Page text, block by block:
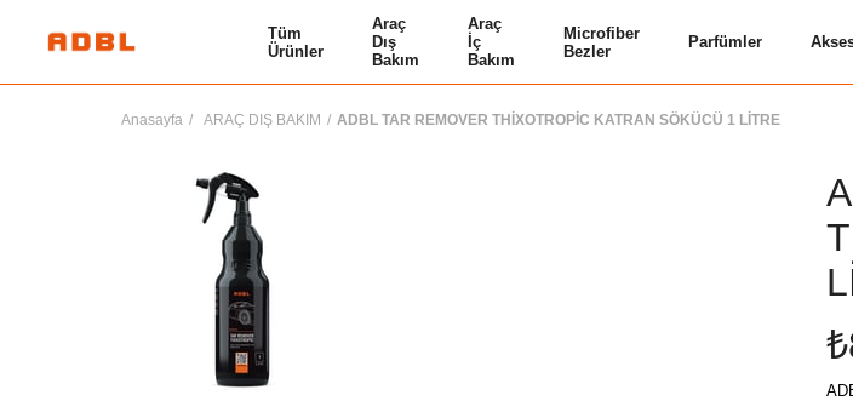
Tüm
Ürünler
Araç
Dış
Bakım
Araç
İç
Bakım
Microfiber
Bezler
Parfümler
Anasayfa ARAÇ DIŞ BAKIM ADBL TAR REMOVER THİXOTROPİC KATRAN SÖKÜCÜ 1 LİTRE